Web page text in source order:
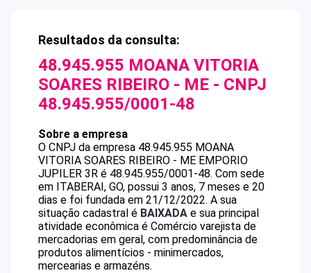
Resultados da consulta:
48.945.955 MOANA VITORIA
SOARES RIBEIRO - ME - CNPJ
48.945.955/0001-48
Sobre a empresa
O CNPJ da empresa 48.945.955 MOANA
VITORIA SOARES RIBEIRO - ME EMPORIO
JUPILER 3R é 48.945.955/0001-48. Com sede
em ITABERAI, GO, possui 3 anos, 7 meses e 20
dias e foi fundada em 21/12/2022. A sua
situação cadastral é BAIXADA e sua principal
atividade econômica é Comércio varejista de
mercadorias em geral, com predominância de
produtos alimentícios - minimercados,
mercearias e armazéns.